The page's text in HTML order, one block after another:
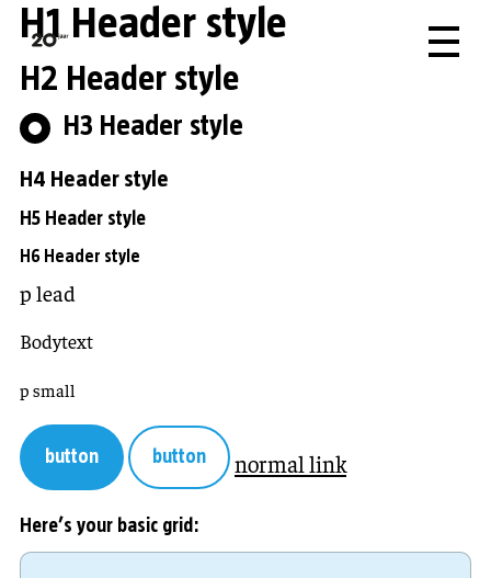
H1 Header style
H2 Header style
H3 Header style
H4 Header style
H5 Header style
H6 Header style
p lead
Bodytext
p small
button button normal link
Here’s your basic grid: